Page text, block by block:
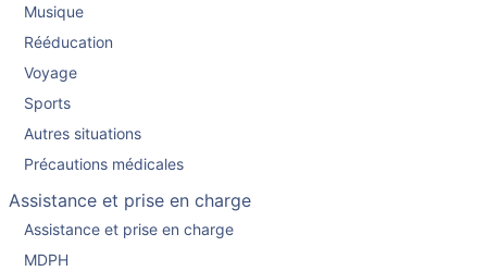
Musique
Rééducation
Voyage
Sports
Autres situations
Précautions médicales
Assistance et prise en charge
Assistance et prise en charge
MDPH